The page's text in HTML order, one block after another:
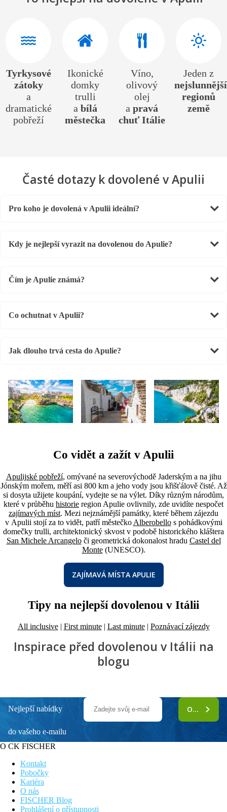
Tyrkysové
zátoky
a
dramatické
pobřeží
Ikonické
domky
trulli
a bílá
městečka
Víno,
olivový
olej
a pravá
chuť Itálie
Jeden z
regionů
země
Časté dotazy k dovolené v Apulii
Pro koho je dovolená v Apulii ideální?
Kdy je nejlepší vyrazit na dovolenou do Apulie?
Čím je Apulie známá?
Co ochutnat v Apulii?
Jak dlouho trvá cesta do Apulie?
Co vidět a zažít v Apulii
Apulijské pobřeží, omývané na severovýchodě Jaderským a na jihu
Jónským mořem, měří asi 800 km a jeho vody jsou křišťálově čisté. Až
si dosyta užijete koupání, vydejte se na výlet. Díky různým národům,
které v průběhu historie region Apulie ovlivnily, zde uvidíte nespočet
zajímavých míst. Mezi nejznámější památky, které během zájezdu
v Apulii stojí za to vidět, patří městečko Alberobellos pohádkovými
domečky trulli, architektonický skvost v podobě historického kláštera
San Michele Arcangeloči geometrická dokonalost hradu Castel del
Monte(UNESCO).
ZAJÍMAVÁ MÍSTA APULIE
Tipy na nejlepší dovolenou v Itálii
All inclusive| First minute| Last minute| Poznávací zájezdy
Inspirace před dovolenou v Itálii na
blogu
Nejlepší nabídky
do vašeho e-mailu
ODEBÍRAT
O CK FISCHER
Kontakt
Pobočky
Kariéra
O nás
FISCHER Blog
Prohlášení o přístupnosti